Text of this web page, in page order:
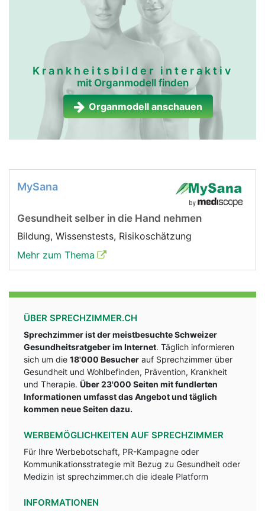
Krankheitsbilder interaktiv
mit Organmodell finden
Organmodell anschauen
MySana
Gesundheit selber in die Hand nehmen
Bildung, Wissenstests, Risikoschätzung
Mehr zum Thema
ÜBER SPRECHZIMMER.CH
Sprechzimmer ist der meistbesuchte Schweizer
Gesundheitsratgeber im Internet. Täglich informieren
sich um die 18'000 Besucher auf Sprechzimmer über
Gesundheit und Wohlbefinden, Prävention, Krankheit
und Therapie. Über 23'000 Seiten mit fundlerten
Informationen umfasst das Angebot und täglich
kommen neue Seiten dazu.
WERBEMÖGLICHKEITEN AUF SPRECHZIMMER
Für Ihre Werbebotschaft, PR-Kampagne oder
Kommunikationsstrategie mit Bezug zu Gesundheit oder
Medizin ist sprechzimmer.ch die ideale Platform
INFORMATIONEN